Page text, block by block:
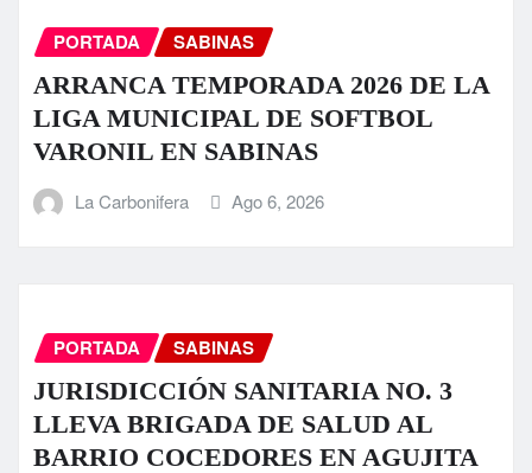
PORTADA SABINAS
ARRANCA TEMPORADA 2026 DE LA
LIGA MUNICIPAL DE SOFTBOL
VARONIL EN SABINAS
La Carbonifera Ago 6, 2026
PORTADA SABINAS
JURISDICCIÓN SANITARIA NO. 3
LLEVA BRIGADA DE SALUD AL
BARRIO COCEDORES EN AGUJITA